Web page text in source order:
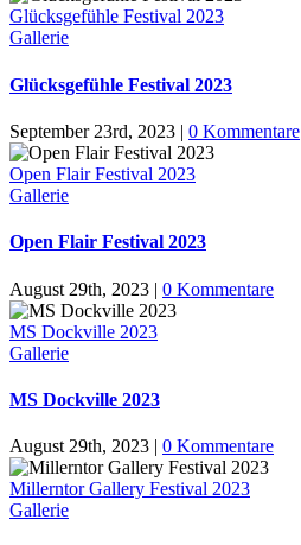
Glücksgefühle Festival 2023
Gallerie
Glücksgefühle Festival 2023
September 23rd, 2023 | 0 Kommentare
Open Flair Festival 2023
Gallerie
Open Flair Festival 2023
August 29th, 2023 | 0 Kommentare
MS Dockville 2023
Gallerie
MS Dockville 2023
August 29th, 2023 | 0 Kommentare
Millerntor Gallery Festival 2023
Gallerie